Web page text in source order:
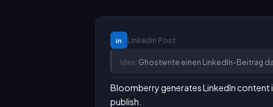
in LinkedIn Post
Idea: Ghostwrite einen LinkedIn-Beitrag
Bloomberry generates LinkedIn content
publish.